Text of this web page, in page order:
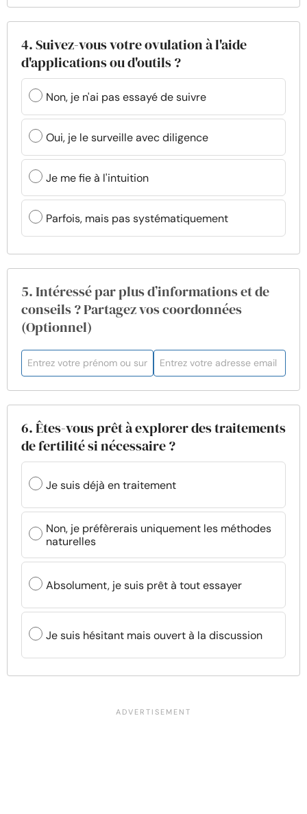
4. Suivez-vous votre ovulation à l'aide
d'applications ou d'outils ?
Non, je n'ai pas essayé de suivre
Oui, je le surveille avec diligence
Je me fie à l'intuition
Parfois, mais pas systématiquement
5. Intéressé par plus d’informations et de
conseils ? Partagez vos coordonnées
(Optionnel)
6. Êtes-vous prêt à explorer des traitements
de fertilité si nécessaire ?
Je suis déjà en traitement
Non, je préfèrerais uniquement les méthodes
naturelles
Absolument, je suis prêt à tout essayer
Je suis hésitant mais ouvert à la discussion